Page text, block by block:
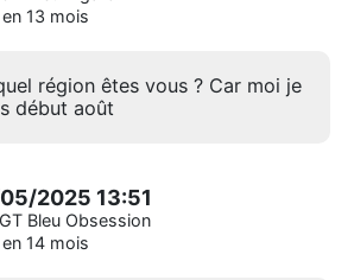
13 mois
région êtes vous ? Car moi je
début août
2025 13:51
Bleu Obsession
14 mois